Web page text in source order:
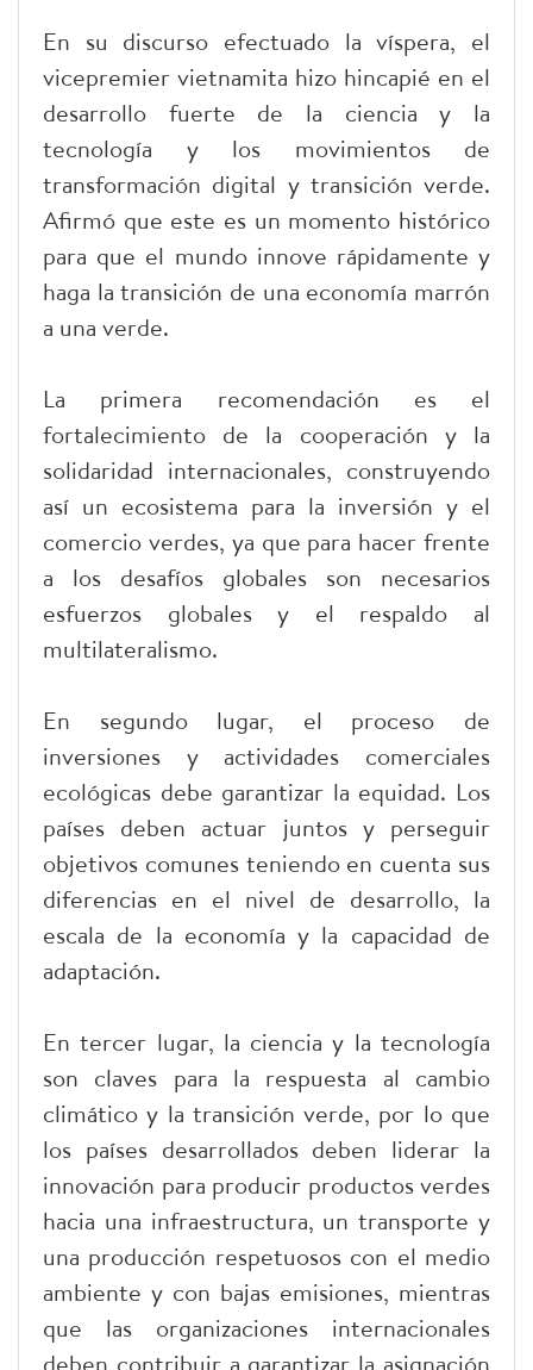
En su discurso efectuado la víspera, el
vicepremier vietnamita hizo hincapié en el
desarrollo fuerte de la ciencia y la
tecnología y los movimientos de
transformación digital y transición verde.
Afirmó que este es un momento histórico
para que el mundo innove rápidamente y
haga la transición de una economía marrón
a una verde.
La primera recomendación es el
fortalecimiento de la cooperación y la
solidaridad internacionales, construyendo
así un ecosistema para la inversión y el
comercio verdes, ya que para hacer frente
a los desafíos globales son necesarios
esfuerzos globales y el respaldo al
multilateralismo.
En segundo lugar, el proceso de
inversiones y actividades comerciales
ecológicas debe garantizar la equidad. Los
países deben actuar juntos y perseguir
objetivos comunes teniendo en cuenta sus
diferencias en el nivel de desarrollo, la
escala de la economía y la capacidad de
adaptación.
En tercer lugar, la ciencia y la tecnología
son claves para la respuesta al cambio
climático y la transición verde, por lo que
los países desarrollados deben liderar la
innovación para producir productos verdes
hacia una infraestructura, un transporte y
una producción respetuosos con el medio
ambiente y con bajas emisiones, mientras
que las organizaciones internacionales